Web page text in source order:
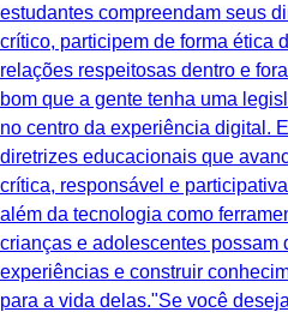
estudantes compreendam seus
crítico, participem de forma ética
relações respeitosas dentro e
bom que a gente tenha uma
no centro da experiência digital.
diretrizes educacionais que
crítica, responsável e
além da tecnologia como
crianças e adolescentes possam
experiências e construir
para a vida delas."Se você